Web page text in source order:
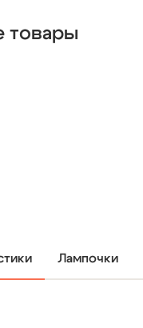
товары
Лампочки